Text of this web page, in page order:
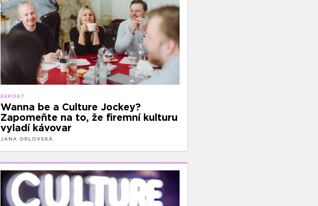
REPORT
Wanna be a Culture Jockey?
Zapomeňte na to, že firemní kulturu
vyladí kávovar
JANA ORLOVSKÁ